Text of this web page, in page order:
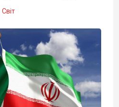
Світ